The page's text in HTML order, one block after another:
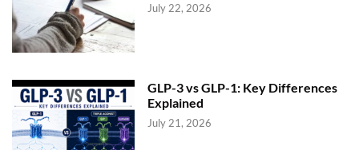
July 22, 2026
GLP-3 vs GLP-1: Key Differences
Explained
July 21, 2026